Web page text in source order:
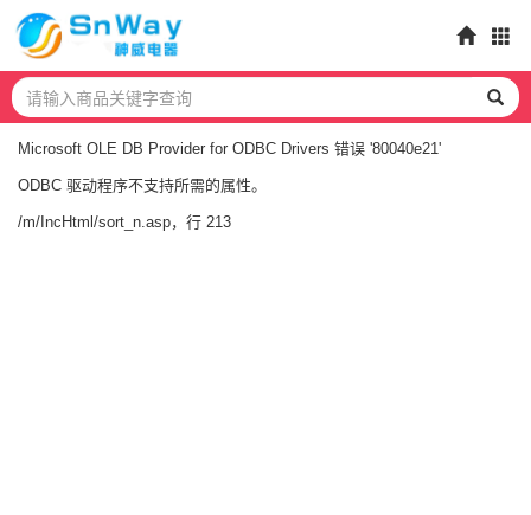
Microsoft OLE DB Provider for ODBC Drivers 错误 '80040e21'
ODBC 驱动程序不支持所需的属性。
/m/IncHtml/sort_n.asp，行 213